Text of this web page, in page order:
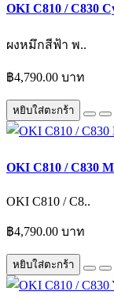
OKI C810 / C830
ผงหมึกสีฟ้า พ..
฿4,790.00 บาท
หยิบใส่ตะกร้า
OKI C810 / C830
OKI C810 / C8..
฿4,790.00 บาท
หยิบใส่ตะกร้า